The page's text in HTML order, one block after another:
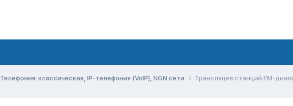
Телефония: классическая, IP-телефония (VoIP), NGN сети Трансляция станций FM-